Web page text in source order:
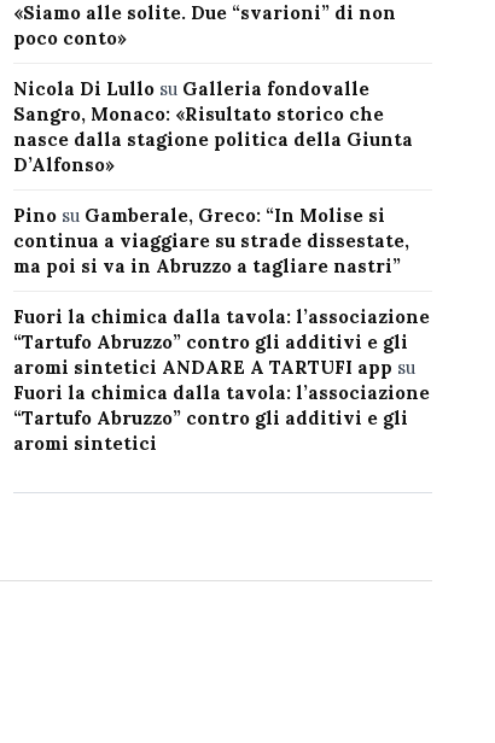
«Siamo alle solite. Due “svarioni” di non
poco conto»
Nicola Di Lullosu Galleria fondovalle
Sangro, Monaco: «Risultato storico che
nasce dalla stagione politica della Giunta
D’Alfonso»
Pinosu Gamberale, Greco: “In Molise si
continua a viaggiare su strade dissestate,
ma poi si va in Abruzzo a tagliare nastri”
Fuori la chimica dalla tavola: l’associazione
“Tartufo Abruzzo” contro gli additivi e gli
aromi sintetici ANDARE A TARTUFI app su
Fuori la chimica dalla tavola: l’associazione
“Tartufo Abruzzo” contro gli additivi e gli
aromi sintetici